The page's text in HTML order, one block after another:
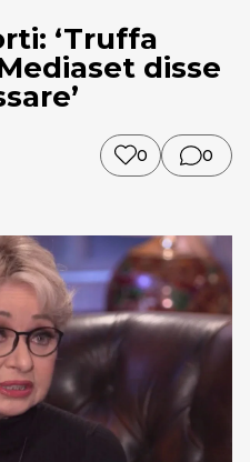
‘Truffa
disse
0 0